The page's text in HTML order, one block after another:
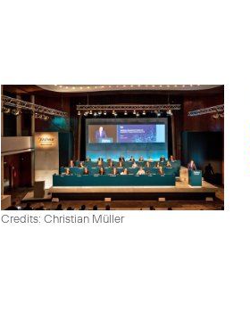
Credits: Christian Müller